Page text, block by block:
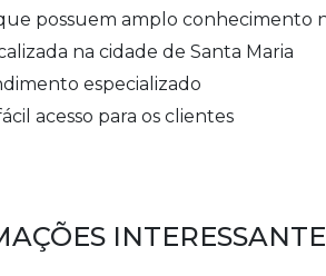
possuem amplo conhecimento
na cidade de Santa Maria
especializado
acesso para os clientes